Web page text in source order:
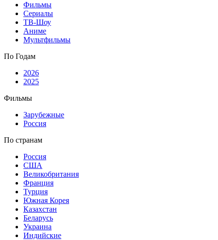
Фильмы
Сериалы
ТВ-Шоу
Аниме
Мультфильмы
По Годам
2026
2025
Фильмы
Зарубежные
Россия
По странам
Россия
США
Великобритания
Франция
Турция
Южная Корея
Казахстан
Беларусь
Украина
Индийские